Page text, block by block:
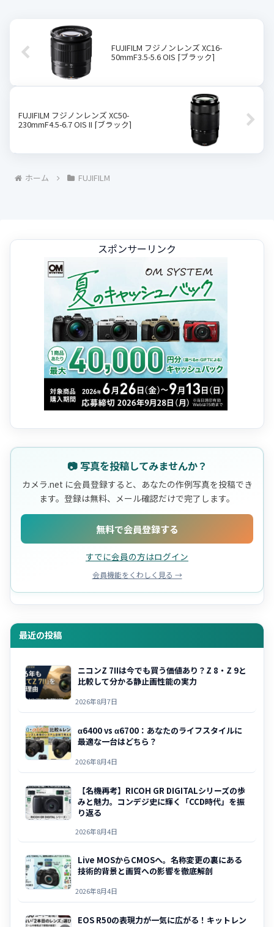
FUJIFILM フジノンレンズ XC16-
50mmF3.5-5.6 OIS [ブラック]
FUJIFILM フジノンレンズ XC50-
230mmF4.5-6.7 OIS II [ブラック]
ホーム FUJIFILM
スポンサーリンク
📷 写真を投稿してみませんか？
カメラ.net に会員登録すると、あなたの作例写真を投稿でき
ます。登録は無料、メール確認だけで完了します。
無料で会員登録する
すでに会員の方はログイン
会員機能をくわしく見る →
最近の投稿
ニコンZ 7IIは今でも買う価値あり？Z 8・Z 9と
比較して分かる静止画性能の実力
2026年8月7日
α6400 vs α6700：あなたのライフスタイルに
最適な一台はどちら？
2026年8月4日
【名機再考】RICOH GR DIGITALシリーズの歩
みと魅力。コンデジ史に輝く「CCD時代」を振
り返る
2026年8月4日
Live MOSからCMOSへ。名称変更の裏にある
技術的背景と画質への影響を徹底解剖
2026年8月4日
EOS R50の表現力が一気に広がる！キットレン